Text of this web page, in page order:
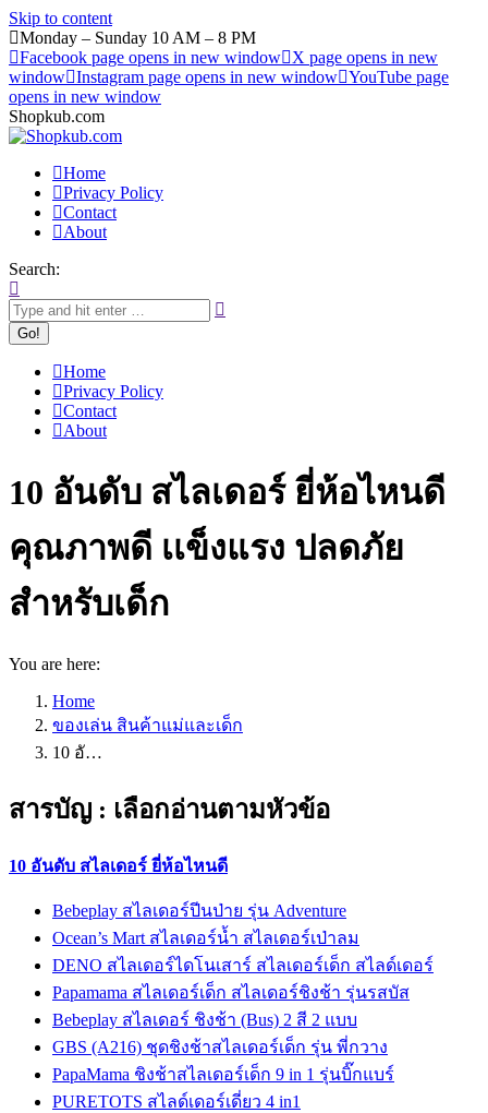
Skip to content
Monday – Sunday 10 AM – 8 PM
Facebook page opens in new window
X page opens in new
window Instagram page opens in new window YouTube page
opens in new window
Shopkub.com
Home
Privacy Policy
Contact
About
Search:
Home
Privacy Policy
Contact
About
10 อันดับ สไลเดอร์ ยี่ห้อไหนดี
คุณภาพดี เเข็งแรง ปลดภัย
สำหรับเด็ก
You are here:
Home
ของเล่น สินค้าแม่และเด็ก
10 อั…
สารบัญ : เลือกอ่านตามหัวข้อ
10 อันดับ สไลเดอร์ ยี่ห้อไหนดี
Bebeplay สไลเดอร์ปีนป่าย รุ่น Adventure
Ocean’s Mart สไลเดอร์น้ำ สไลเดอร์เป่าลม
DENO สไลเดอร์ไดโนเสาร์ สไลเดอร์เด็ก สไลด์เดอร์
Papamama สไลเดอร์เด็ก สไลเดอร์ชิงช้า รุ่นรสบัส
Bebeplay สไลเดอร์ ชิงช้า (Bus) 2 สี 2 แบบ
GBS (A216) ชุดชิงช้าสไลเดอร์เด็ก รุ่น พี่กวาง
PapaMama ชิงช้าสไลเดอร์เด็ก 9 in 1 รุ่นบิ๊กแบร์
PURETOTS สไลด์เดอร์เดี่ยว 4 in1